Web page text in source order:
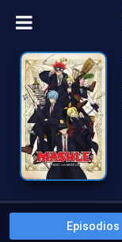
Episodios